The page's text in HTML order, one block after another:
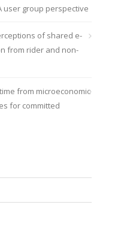
user group perspective
of shared e-
from rider and non-
from microeconomic
for committed